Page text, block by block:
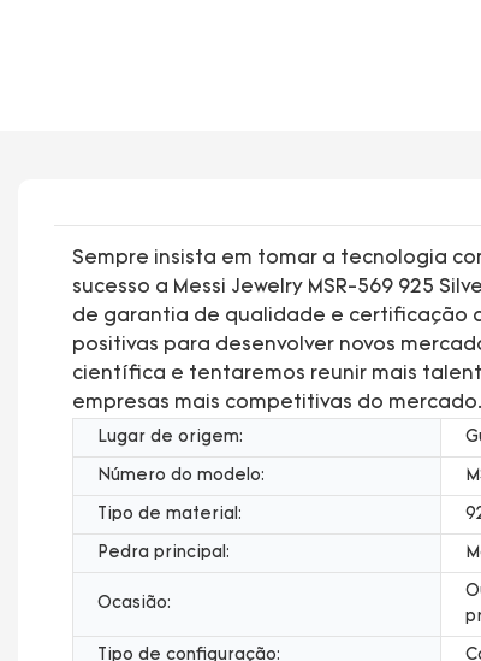
Sempre insista em tomar a tecnologia
sucesso a Messi Jewelry MSR-569 925
de garantia de qualidade e certificação
positivas para desenvolver novos
científica e tentaremos reunir mais
empresas mais competitivas do mercado.
Lugar de origem:
Número do modelo:
Tipo de material:
Pedra principal:
Ocasião:
Tipo de configuração: